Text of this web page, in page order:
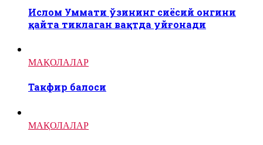
Ислом Уммати ўзининг сиёсий онгини
қайта тиклаган вақтда уйғонади
МАҚОЛАЛАР
Такфир балоси
МАҚОЛАЛАР